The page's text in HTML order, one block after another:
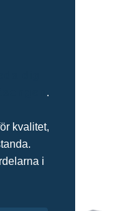
.
kvalitet,
i